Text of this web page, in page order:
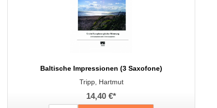
Baltische Impressionen (3 Saxofone)
Tripp, Hartmut
14,40 €*